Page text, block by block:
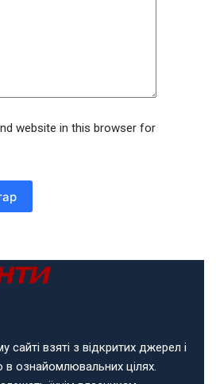
website in this browser for
сайті взяті з відкритих джерел і
ознайомлювальних цілях.